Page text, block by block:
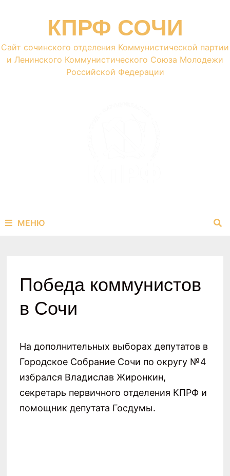
содержимомуКПРФ СОЧИ
Сайт сочинского отделения Коммунистической партии
и Ленинского Коммунистического Союза Молодежи
Российской Федерации
МЕНЮ
Победа коммунистов
в Сочи
На дополнительных выборах депутатов в
Городское Собрание Сочи по округу №4
избрался Владислав Жиронкин,
секретарь первичного отделения КПРФ и
помощник депутата Госдумы.